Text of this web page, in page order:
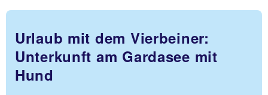
Urlaub mit dem Vierbeiner:
Unterkunft am Gardasee mit
Hund